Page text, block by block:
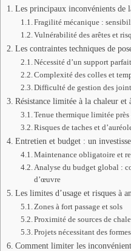
Les principaux inconvénients de
Fragilité mécanique :
Vulnérabilité des arêtes et
Les contraintes techniques de
Nécessité d’un support
Complexité des colles et
Difficulté de gestion des
Résistance limitée à la chaleur et
Tenue thermique limitée
Risques de taches et
Entretien et budget : un
Maintenance obligatoire et
Analyse du budget global :
d’œuvre
Les limites d’usage et risques à
Zones à fort passage et sols
Proximité de sources de
Projets nécessitant des
Comment limiter les